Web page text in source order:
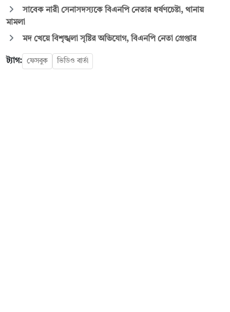
সাবেক নারী সেনাসদস্যকে বিএনপি নেতার ধর্ষণচেষ্টা, থানায়
মামলা
মদ খেয়ে বিশৃঙ্খলা সৃষ্টির অভিযোগ, বিএনপি নেতা গ্রেপ্তার
ট্যাগ: ফেসবুক ভিডিও বার্তা